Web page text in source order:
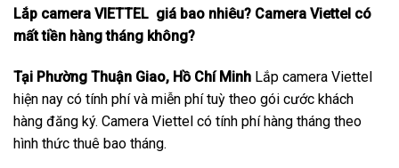
Lắp camera VIETTEL giá bao nhiêu? Camera Viettel có
mất tiền hàng tháng không?
Tại Phường Thuận Giao, Hồ Chí Minh Lắp camera Viettel
hiện nay có tính phí và miễn phí tuỳ theo gói cước khách
hàng đăng ký. Camera Viettel có tính phí hàng tháng theo
hình thức thuê bao tháng.